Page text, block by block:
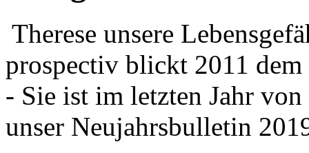
Therese unsere
prospectiv blickt 2011
- Sie ist im letzten Jahr
unser Neujahrsbulletin